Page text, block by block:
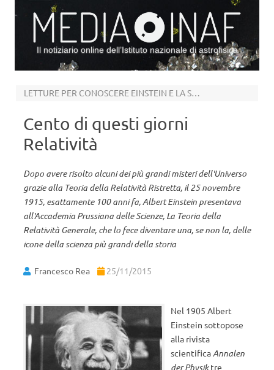
Il notiziario online dell’Istituto nazionale di astrofisica
LETTURE PER CONOSCERE EINSTEIN E LA SUA TEORIA
Cento di questi giorni
Relatività
Dopo avere risolto alcuni dei più grandi misteri dell'Universo
grazie alla Teoria della Relatività Ristretta, il 25 novembre
1915, esattamente 100 anni fa, Albert Einstein presentava
all'Accademia Prussiana delle Scienze, La Teoria della
Relatività Generale, che lo fece diventare una, se non la, delle
icone della scienza più grandi della storia
Francesco Rea 25/11/2015
Nel 1905 Albert
Einstein sottopose
alla rivista
scientificaAnnalen
der Physiktre